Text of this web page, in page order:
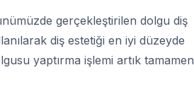
gerçekleştirilen dolgu diş
diş estetiği en iyi düzeyde
yaptırma işlemi artık tamamen